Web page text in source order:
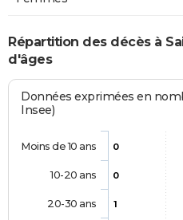
Répartition des décès à
d'âges
Données exprimées en
Insee)
0
0
1
Moins de 10 ans
10-20 ans
20-30 ans